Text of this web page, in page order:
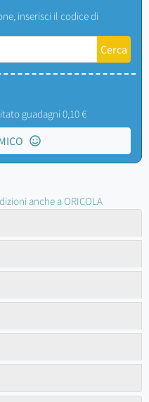
inserisci il codice di
guadagni 0,10 €
anche a ORICOLA